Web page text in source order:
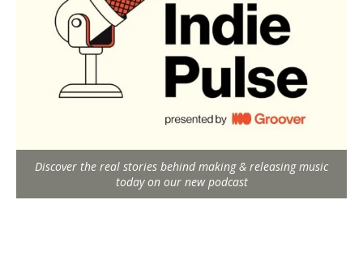
Discover the real stories behind making & releasing music
today on our new podcast